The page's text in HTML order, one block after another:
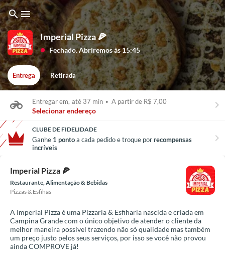
searchmenu
Imperial Pizza 🍕
lens Fechado. Abriremos às 15:45
Entrega Retirada
Entregar em, até 37 min • A partir de R$ 7,00
Selecionar endereço keyboard_arrow_right
CLUBE DE FIDELIDADE
Ganhe 1 pontoa cada pedido e troque porrecompensas
incríveis
chevron_right
Imperial Pizza 🍕
Restaurante, Alimentação & Bebidas
Pizzas & Esfihas
A Imperial Pizza é uma Pizzaria & Esfiharia nascida e criada em
Campina Grande com o único objetivo de atender o cliente da
melhor maneira possivel trazendo não só qualidade mas também
um preço justo pelos seus serviços, por isso se você não provou
ainda COMPROVE já!